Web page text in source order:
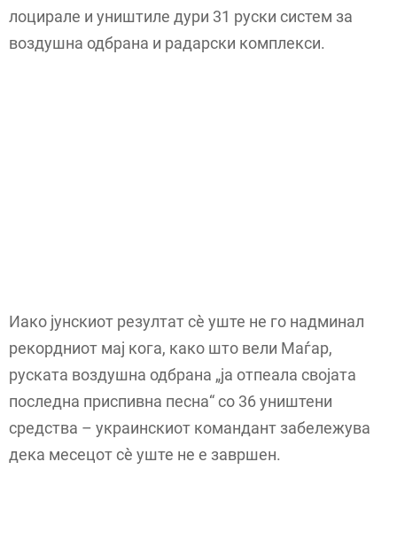
лоцирале и уништиле дури 31 руски систем за
воздушна одбрана и радарски комплекси.
Иако јунскиот резултат сè уште не го надминал
рекордниот мај кога, како што вели Маѓар,
руската воздушна одбрана „ја отпеала својата
последна приспивна песна“ со 36 уништени
средства – украинскиот командант забележува
дека месецот сè уште не е завршен.